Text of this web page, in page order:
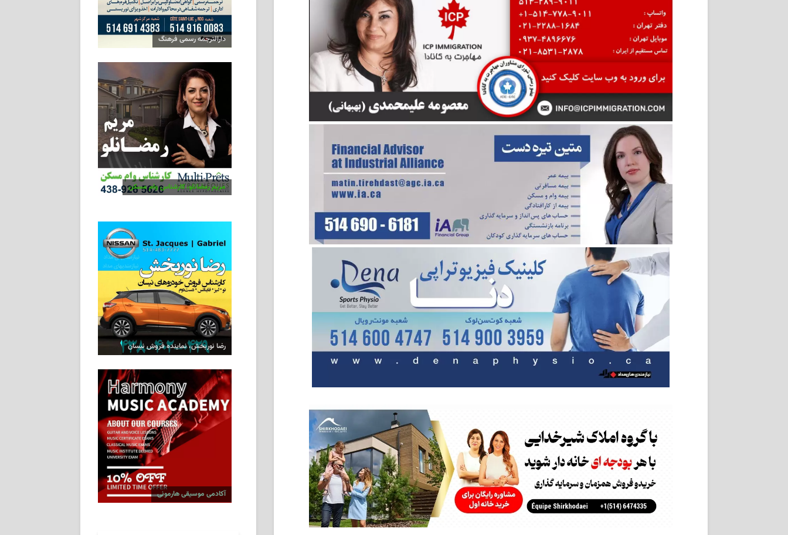
دارالترجمه رسمی فرهنگ
مریم رمضانلو، کارشناس وام مسکن
رضا نوربخش، نماینده فروش نیسان
آکادمی موسیقی هارمونی